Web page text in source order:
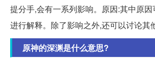
提分手,会有一系列影响。原因:其中原
进行解释。除了影响之外,还可以讨论其
原神的深渊是什么意思?